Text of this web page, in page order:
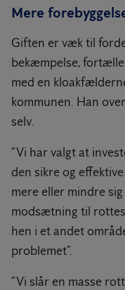
Mere
Giften er væk til
bekæmpelse,
med en
kommunen. Han
selv.
”Vi har valgt at
den sikre og
mere eller mindre
modsætning til
hen i et andet
problemet”.
”Vi slår en masse